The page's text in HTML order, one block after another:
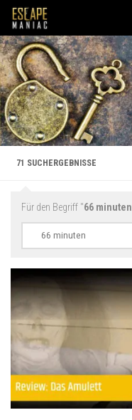
Unter dem Inhalt
71 SUCHERGEBNISSE
Für den Begriff "66 minuten